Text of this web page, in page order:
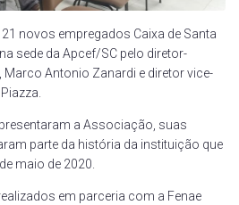
novos empregados Caixa de Santa
sede da Apcef/SC pelo diretor-
Antonio Zanardi e diretor vice-
a Associação, suas
parte da história da instituição que
maio de 2020.
em parceria com a Fenae